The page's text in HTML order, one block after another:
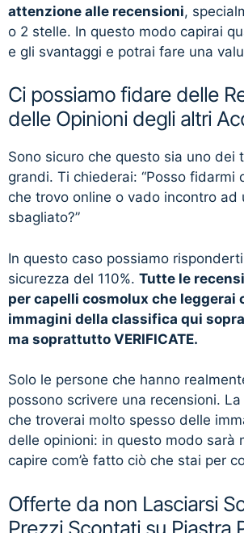
attenzione alle recensioni,
o 2 stelle. In questo modo capirai
e gli svantaggi e potrai fare una
Ci possiamo fidare delle
delle Opinioni degli altri
Sono sicuro che questo sia uno dei
grandi. Ti chiederai: “Posso fidarmi
che trovo online o vado incontro ad
sbagliato?”
In questo caso possiamo
sicurezza del 110%. Tutte le
per capelli cosmolux che leggerai
immagini della classifica qui
ma soprattutto VERIFICATE.
Solo le persone che hanno
possono scrivere una recensioni.
che troverai molto spesso delle
delle opinioni: in questo modo sarà
capire com’è fatto ciò che stai per
Offerte da non Lasciarsi
Prezzi Scontati su Piastra